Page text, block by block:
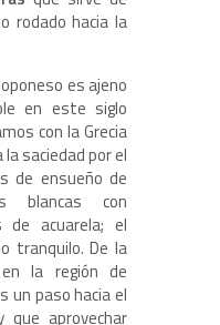
rodado hacia la
es ajeno
en este siglo
con la Grecia
saciedad por el
de ensueño de
blancas con
de acuarela; el
tranquilo. De la
la región de
un paso hacia el
que aprovechar